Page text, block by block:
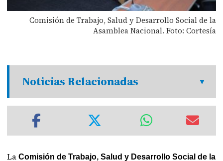
Comisión de Trabajo, Salud y Desarrollo Social de la
Asamblea Nacional. Foto: Cortesía
Noticias Relacionadas
LaComisión de Trabajo, Salud y Desarrollo Social de la